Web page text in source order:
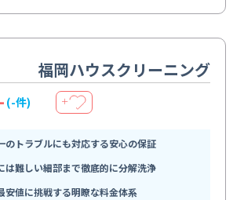
福岡ハウスクリーニング
- (-件) ＋
のトラブルにも対応する安心の保証
は難しい細部まで徹底的に分解洗浄
安値に挑戦する明瞭な料金体系